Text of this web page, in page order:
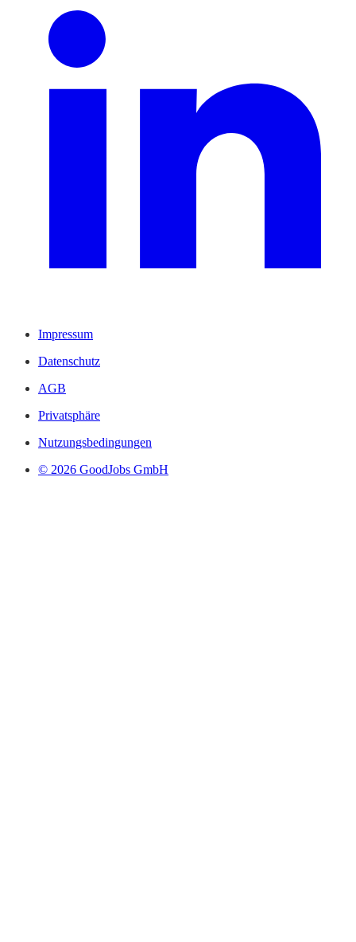
Impressum
Datenschutz
AGB
Privatsphäre
Nutzungsbedingungen
© 2026 GoodJobs GmbH